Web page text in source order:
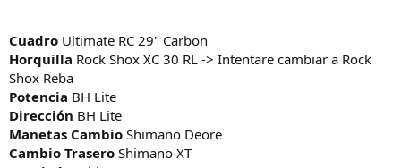
Cuadro Ultimate RC 29" Carbon
Horquilla Rock Shox XC 30 RL -> Intentare cambiar a Rock
Shox Reba
Potencia BH Lite
Dirección BH Lite
Manetas Cambio Shimano Deore
Cambio Trasero Shimano XT